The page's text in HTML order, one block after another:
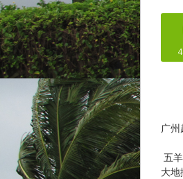
广州
五
大